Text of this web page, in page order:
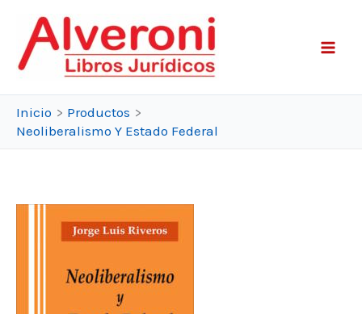
contenido
Inicio
Productos
Neoliberalismo Y Estado Federal